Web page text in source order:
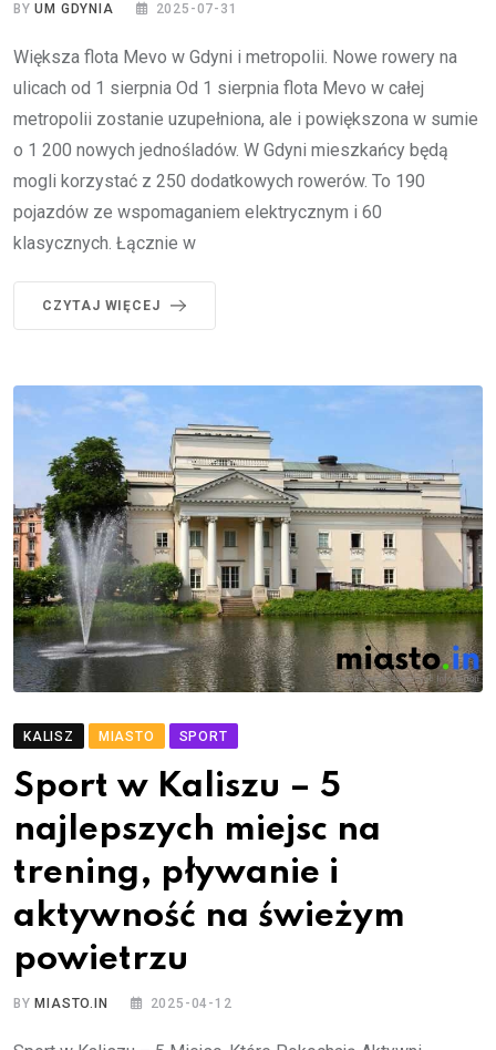
BYUM GDYNIA 2025-07-31
Większa flota Mevo w Gdyni i metropolii. Nowe rowery na
ulicach od 1 sierpnia Od 1 sierpnia flota Mevo w całej
metropolii zostanie uzupełniona, ale i powiększona w sumie
o 1 200 nowych jednośladów. W Gdyni mieszkańcy będą
mogli korzystać z 250 dodatkowych rowerów. To 190
pojazdów ze wspomaganiem elektrycznym i 60
klasycznych. Łącznie w
CZYTAJ WIĘCEJ
KALISZ MIASTO SPORT
Sport w Kaliszu – 5
najlepszych miejsc na
trening, pływanie i
aktywność na świeżym
powietrzu
BY MIASTO.IN 2025-04-12